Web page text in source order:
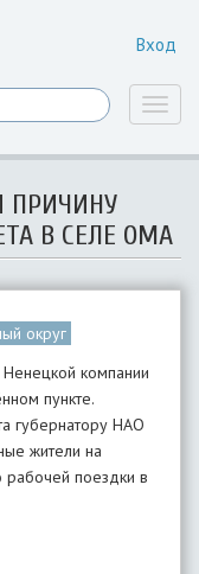
Вход
ПРИЧИНУ
В СЕЛЕ ОМА
округ
Ненецкой компании
пункте.
губернатору НАО
жители на
рабочей поездки в